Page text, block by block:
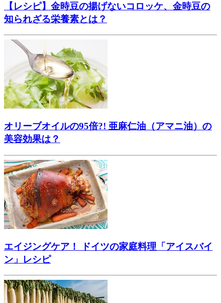
【レシピ】金時豆の揚げないコロッケ、金時豆の
知られざる栄養素とは？
オリーブオイルの95倍?! 亜麻仁油（アマニ油）の
美容効果は？
エイジングケア！ ドイツの家庭料理「アイスバイ
ン」レシピ